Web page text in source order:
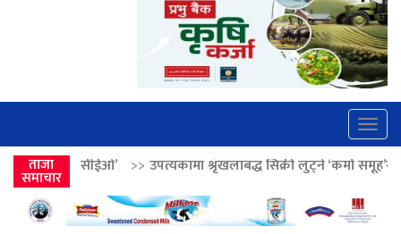
ताजा
समाचार
उपत्यकामा श्रृंखलाबद्ध सिक्री लुट्ने ‘कर्मा समूह’का नाइकेसहित पाँच